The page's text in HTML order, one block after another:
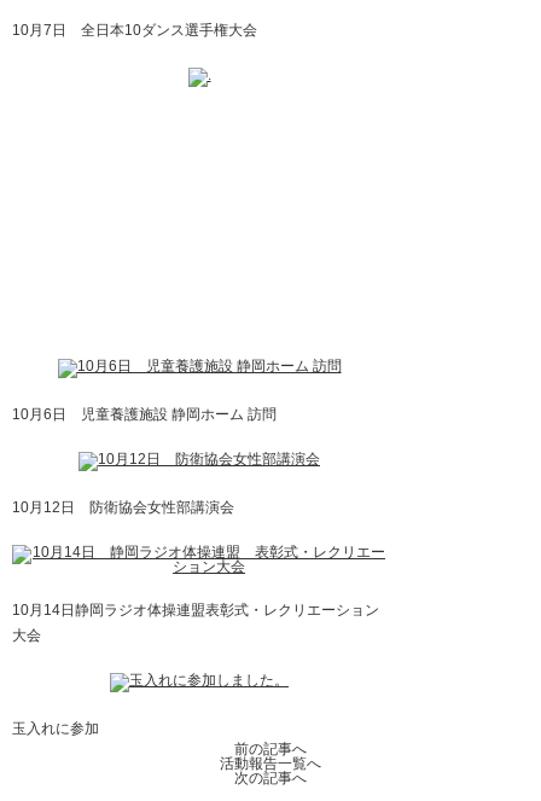
10月7日 全日本10ダンス選手権大会
10月6日 児童養護施設 静岡ホーム 訪問
10月12日 防衛協会女性部講演会
10月14日静岡ラジオ体操連盟表彰式・レクリエーション
大会
玉入れに参加
前の記事へ
活動報告一覧へ
次の記事へ